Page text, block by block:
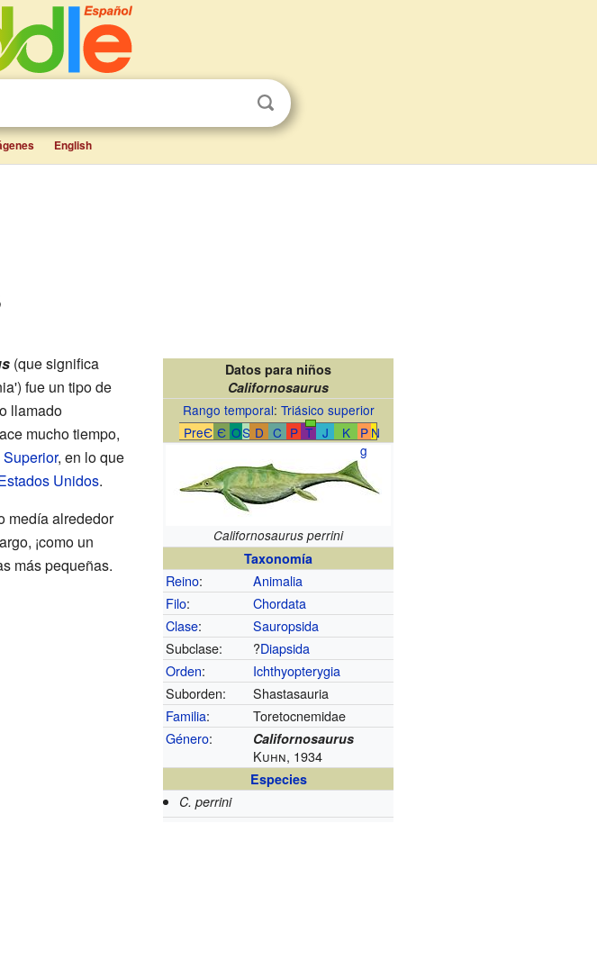
English
Datos para niños
Californosaurus
Rango temporal: Triásico superior
PreЄ Є OS D C P T J K
P
g
N
Californosaurus perrini
Taxonomía
Reino:
Animalia
Filo:
Chordata
Clase:
Sauropsida
Subclase:
?Diapsida
Orden:
Ichthyopterygia
Suborden:
Shastasauria
Familia:
Toretocnemidae
Género: Californosaurus
Kuhn, 1934
Especies
C. perrini
(que significa
fue un tipo de
llamado
mucho tiempo,
, en lo que
Unidos.
medía alrededor
¡como un
más pequeñas.